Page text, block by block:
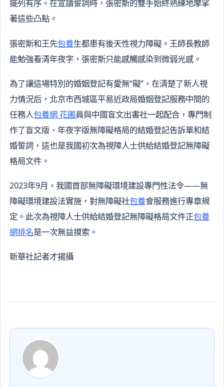
擺列有序。在宣讀誓詞時，張密斯的雙手始終熟練地摩挲
著這些凸點。
張密斯和王先包養生都患有後天性視力障礙。王師長教師
能勉強看清年夜字，張密斯只能感觸感染到微弱光感。
為了讓這場特別的婚姻登記有愛無“礙”，在清楚了新人視
力情況后，北京市西城區平易近政局婚姻登記服務中間的
任務人包養網 花圃員與中國盲文出書社一起配合，專門制
作了盲文版、年夜字版無障礙格局的結婚登記告訴單和結
婚誓詞，這也是我國初次為視障人士供給結婚登記無障礙
格局文件。
2023年9月，我國首部無障礙環境建設專門性法令——無
障礙環境建設法實施，對無障礙社包養會服務進行專章規
定。此次為視障人士供給結婚登記無障礙格局文件正包養
網排名是一次無益摸索。
新華社記者才揚攝